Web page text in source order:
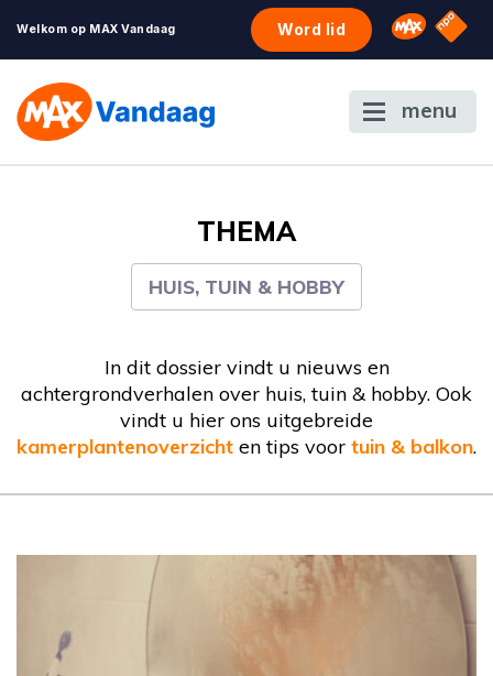
Welkom op MAX Vandaag Word lid Omroep
NPO
menu
THEMA
HUIS, TUIN & HOBBY
In dit dossier vindt u nieuws en
achtergrondverhalen over huis, tuin & hobby. Ook
vindt u hier ons uitgebreide
kamerplantenoverzicht en tips voor tuin & balkon.